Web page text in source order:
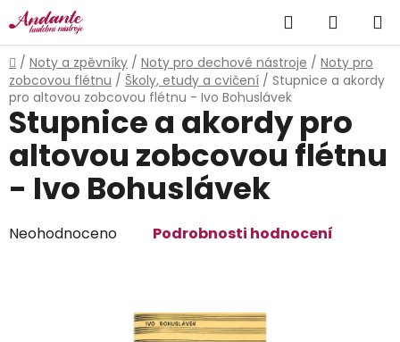
Přejít
na
obsah
Hledat
KOŠÍK
Domů
/ Noty a zpěvníky / Noty pro dechové nástroje / Noty pro
zobcovou flétnu / Školy, etudy a cvičení / Stupnice a akordy
pro altovou zobcovou flétnu - Ivo Bohuslávek
Stupnice a akordy pro
altovou zobcovou flétnu
- Ivo Bohuslávek
Průměrné
Neohodnoceno Podrobnosti hodnocení